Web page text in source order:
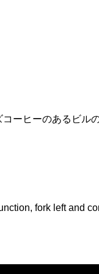
ーヒーのあるビルの
fork left and